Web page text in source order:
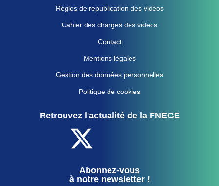
Règles de republication des vidéos
Cahier des charges des vidéos
Contact
Mentions légales
Gestion des données personnelles
Politique de cookies
Retrouvez l'actualité de la FNEGE
Abonnez-vous
à notre newsletter !